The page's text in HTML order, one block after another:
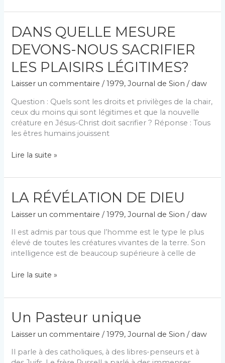
SOUVERAIN
DEVANT
TRIBUNAL
DANS QUELLE MESURE
DEVONS-NOUS SACRIFIER
LES PLAISIRS LÉGITIMES?
Laisser un commentaire /1979,Journal de Sion / daw
Question : Quels sont les droits et privilèges de la chair,
ceux du moins qui sont légitimes et que la nouvelle
créature en Jésus-Christ doit sacrifier ? Réponse : Tous
les êtres humains jouissent
DANS
MESURE
NOUS
LES
PLAISIRS
LÉGITIMES?
Lire la suite »
LA RÉVÉLATION DE DIEU
Laisser un commentaire /1979,Journal de Sion / daw
Il est admis par tous que l’homme est le type le plus
élevé de toutes les créatures vivantes de la terre. Son
intelligence est de beaucoup supérieure à celle de
LA
DE
Lire la suite »
Un Pasteur unique
Laisser un commentaire /1979,Journal de Sion / daw
Il parle à des catholiques, à des libres-penseurs et à